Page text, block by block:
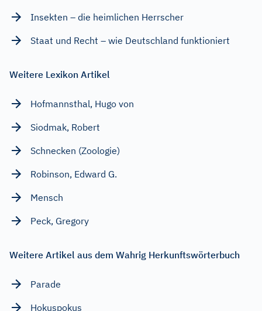
Insekten – die heimlichen Herrscher
Staat und Recht – wie Deutschland funktioniert
Weitere Lexikon Artikel
Hofmannsthal, Hugo von
Siodmak, Robert
Schnecken (Zoologie)
Robinson, Edward G.
Mensch
Peck, Gregory
Weitere Artikel aus dem Wahrig Herkunftswörterbuch
Parade
Hokuspokus